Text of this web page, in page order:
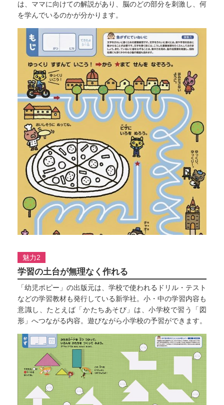
は、ママに向けての解説があり、脳のどの部分を刺激し、何
を学んでいるのかが分かります。
魅力2
学習の土台が無理なく作れる
「幼児ポピー」の出版元は、学校で使われるドリル・テスト
などの学習教材も発行している新学社。小・中の学習内容も
意識し、たとえば「かたちあそび」は、小学校で習う「図
形」へつながる内容。遊びながら小学校の予習ができます。